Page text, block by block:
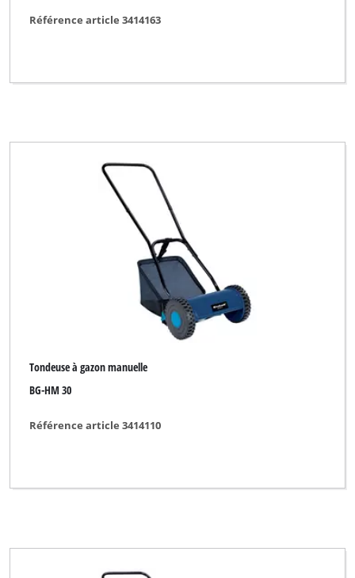
Référence article 3414163
Tondeuse à gazon manuelle
BG-HM 30
Référence article 3414110